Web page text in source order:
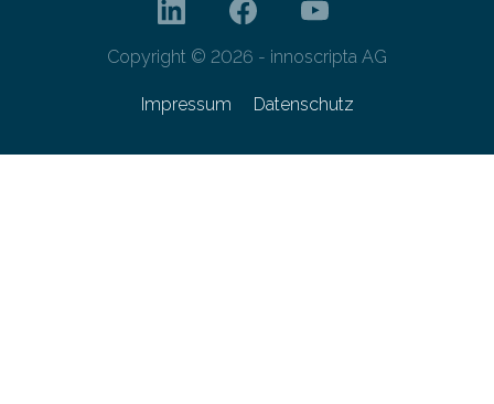
Copyright © 2026 - innoscripta AG
Impressum Datenschutz